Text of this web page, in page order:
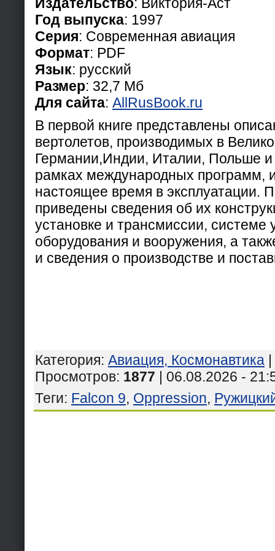
Год выпуска: 1997
Серия: Современная авиация
Формат: PDF
Язык: русский
Размер: 32,7 Мб
Для сайта: AllRusBook.ru
В первой книге представлены
вертолетов, производимых в
Германии,Индии, Италии, Польше и
рамках международных программ,
настоящее время в эксплуатации.
приведены сведения об их
установке и трансмиссии, системе
оборудования и вооружения, а
и сведения о производстве и
Категория: Авиация, Космонавтика |
Просмотров: 1877 | 06.08.2026 -
Теги: Falcon 9, Oppression,